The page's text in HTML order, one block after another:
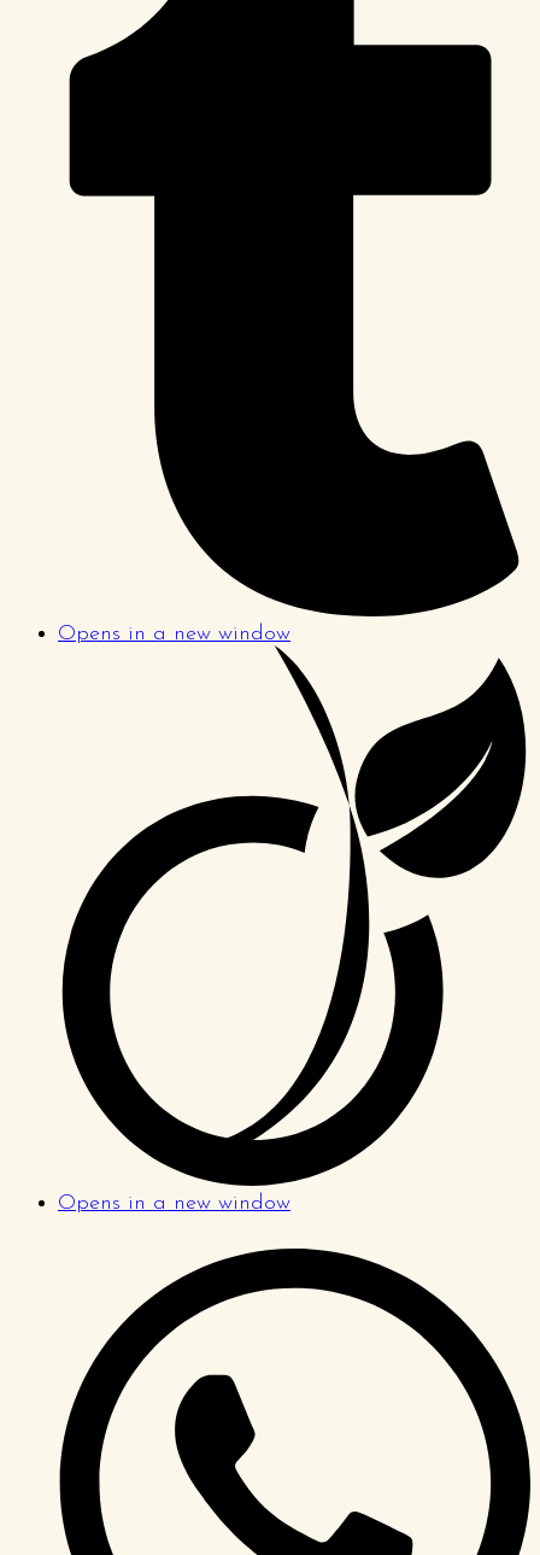
Opens in a new window
Opens in a new window